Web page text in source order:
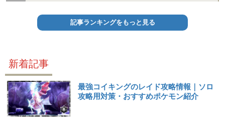
記事ランキングをもっと見る
新着記事
最強コイキングのレイド攻略情報｜ソロ
攻略用対策・おすすめポケモン紹介